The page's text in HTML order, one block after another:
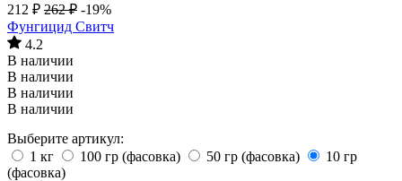
212 ₽ 262 ₽ -19%
Фунгицид Свитч
4.2
В наличии
В наличии
В наличии
В наличии
Выберите артикул:
1 кг
100 гр (фасовка) 50 гр (фасовка)
10 гр
(фасовка)